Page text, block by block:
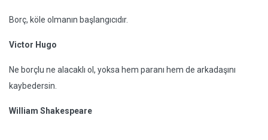
Borç, köle olmanın başlangıcıdır.
Victor Hugo
Ne borçlu ne alacaklı ol, yoksa hem paranı hem de arkadaşını
kaybedersin.
William Shakespeare